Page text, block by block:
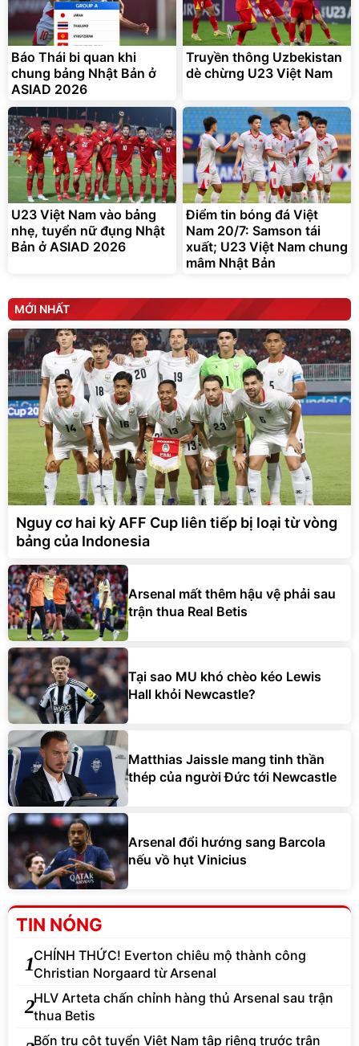
tráng nhôm 03 lớp
392.000đ
325.000đ
Đã bán nhiều
Force C14 gấp gọn bỏ cốp
tiện lợi
9.900.000đ
7.092.000
Đang xem nhiều
G-FORCE VIETNA
Báo Thái bi quan khi
chung bảng Nhật Bản ở
ASIAD 2026
Truyền thông Uzbekistan
dè chừng U23 Việt Nam
U23 Việt Nam vào bảng
nhẹ, tuyển nữ đụng Nhật
Bản ở ASIAD 2026
Điểm tin bóng đá Việt
Nam 20/7: Samson tái
xuất; U23 Việt Nam chung
mâm Nhật Bản
MỚI NHẤT
Nguy cơ hai kỳ AFF Cup liên tiếp bị loại từ vòng
bảng của Indonesia
Arsenal mất thêm hậu vệ phải sau
trận thua Real Betis
Tại sao MU khó chèo kéo Lewis
Hall khỏi Newcastle?
Matthias Jaissle mang tinh thần
thép của người Đức tới Newcastle
Arsenal đổi hướng sang Barcola
nếu vồ hụt Vinicius
TIN NÓNG
1CHÍNH THỨC! Everton chiêu mộ thành công
Christian Norgaard từ Arsenal
2HLV Arteta chấn chỉnh hàng thủ Arsenal sau trận
thua Betis
Bốn trụ cột tuyển Việt Nam tập riêng trước trận